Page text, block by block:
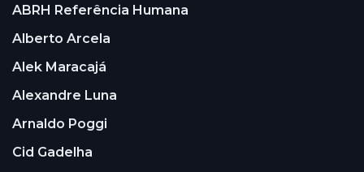
ABRH Referência Humana
Alberto Arcela
Alek Maracajá
Alexandre Luna
Arnaldo Poggi
Cid Gadelha